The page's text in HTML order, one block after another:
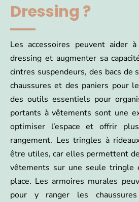
Dressing ?
Les accessoires peuvent aider
dressing et augmenter sa
cintres suspendeurs, des bacs de
chaussures et des paniers pour
des outils essentiels pour
portants à vêtements sont une
optimiser l’espace et offrir
rangement. Les tringles à
être utiles, car elles permettent
vêtements sur une seule tringle
place. Les armoires murales
pour y ranger les